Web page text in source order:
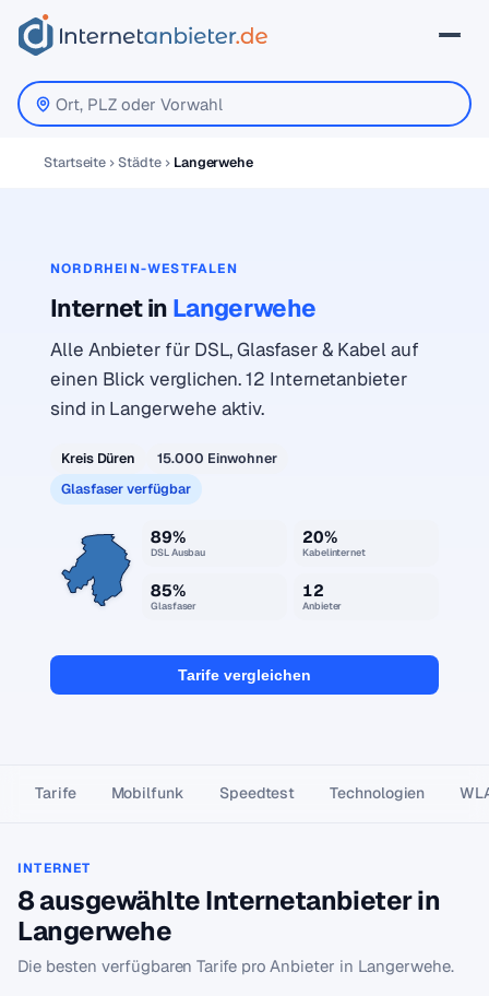
Startseite Städte Langerwehe
NORDRHEIN-WESTFALEN
Internet in Langerwehe
Alle Anbieter für DSL, Glasfaser & Kabel auf
einen Blick verglichen. 12 Internetanbieter
sind in Langerwehe aktiv.
Kreis Düren
15.000 Einwohner
Glasfaser verfügbar
89%
DSL Ausbau
20%
Kabelinternet
85%
Glasfaser
12
Anbieter
Tarife vergleichen
Tarife Mobilfunk Speedtest Technologien
INTERNET
8 ausgewählte Internetanbieter in
Langerwehe
Die besten verfügbaren Tarife pro Anbieter in Langerwehe.